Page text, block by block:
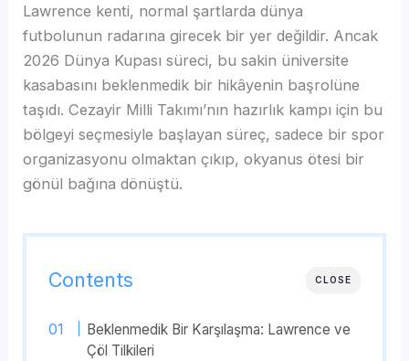
Lawrence kenti, normal şartlarda dünya
futbolunun radarına girecek bir yer değildir. Ancak
2026 Dünya Kupası süreci, bu sakin üniversite
kasabasını beklenmedik bir hikâyenin başrolüne
taşıdı. Cezayir Milli Takımı’nın hazırlık kampı için bu
bölgeyi seçmesiyle başlayan süreç, sadece bir spor
organizasyonu olmaktan çıkıp, okyanus ötesi bir
gönül bağına dönüştü.
CLOSE
Contents
Beklenmedik Bir Karşılaşma: Lawrence ve
Çöl Tilkileri